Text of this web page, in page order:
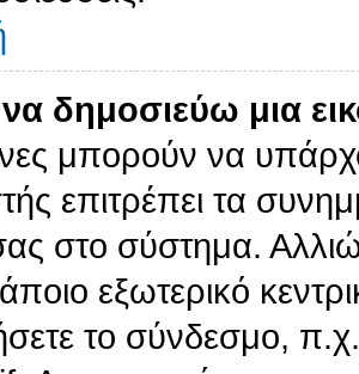
δημοσιεύω μια
μπορούν να
επιτρέπει τα
στο σύστημα.
εξωτερικό
το σύνδεσμο,